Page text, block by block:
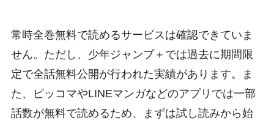
常時全巻無料で読めるサービスは確認できていま
せん。ただし、少年ジャンプ＋では過去に期間限
定で全話無料公開が行われた実績があります。ま
た、ピッコマやLINEマンガなどのアプリでは一部
話数が無料で読めるため、まずは試し読みから始